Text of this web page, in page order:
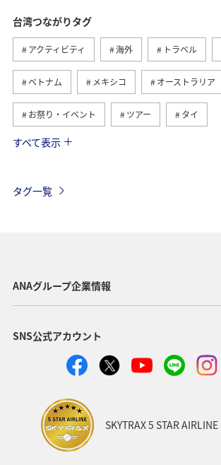
台湾つながりタグ
アクティビティ 海外 トラベル
ベトナム メキシコ オーストラリア
お祭り・イベント ツアー タイ
アメリカ
アメリカ・カナダ・中南米 スウェーデン
インドネシア
すべて表示
タグ一覧
ANAグループ企業情報
SNS公式アカウント
SKYTRAX 5 STAR AIRLINE